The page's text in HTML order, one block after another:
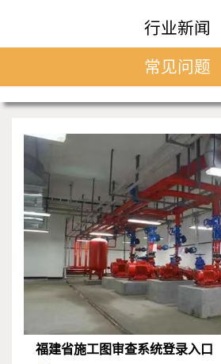
行业新闻
常见问题
福建省施工图审查系统登录入口